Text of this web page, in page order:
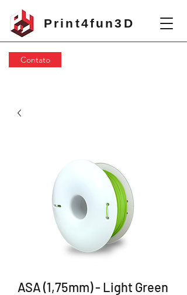
Print4fun3D
Contato
ASA (1,75mm) - Light Green